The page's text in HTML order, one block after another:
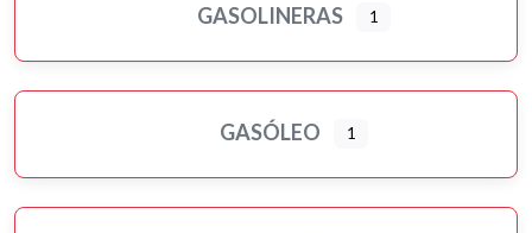
GASOLINERAS 1
GASÓLEO 1